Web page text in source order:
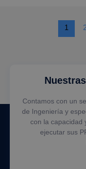
1
Contamos con un
de Ingeniería y
con la capacidad
ejecutar sus